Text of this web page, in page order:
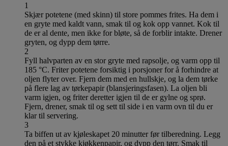
1
Skjær potetene (med skinn) til store pommes frites. Ha dem i
en gryte med kaldt vann, smak til og kok opp vannet. Kok til
de er al dente, men ikke for bløte, så de forblir intakte. Drener
gryten, og dypp dem tørre.
2
Fyll halvparten av en stor gryte med rapsolje, og varm opp til
185 °C. Friter potetene forsiktig i porsjoner for å forhindre at
oljen flyter over. Fjern dem med en hullskje, og la dem tørke
på flere lag av tørkepapir (blansjeringsfasen). La oljen bli
varm igjen, og friter deretter igjen til de er gylne og sprø.
Fjern, drener, smak til og sett til side i en varm ovn til du er
klar til servering.
3
Ta biffen ut av kjøleskapet 20 minutter før tilberedning. Legg
den på et stykke kjøkkenpapir, og dypp den tørr. Smak til